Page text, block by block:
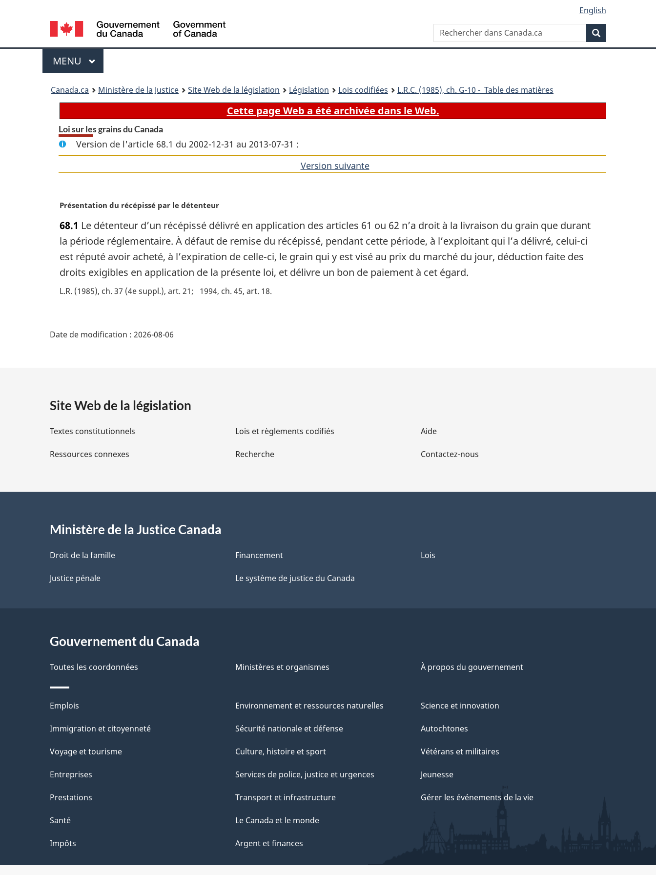
principal
À
site
version
Language
selection
English
Rechercher
dans
Canada.ca
Menu
MENU PRINCIPAL
Canada.ca Ministère de la Justice Site Web de la législation Législation Lois codifiées L.R.C. (1985), ch. G-10 - Table des matières
Cette page Web a été archivée dans le Web.
Loi sur les grains du Canada
Version de l'article 68.1 du 2002-12-31 au 2013-07-31 :
Version suivantede
N
t
e
a
r
i
e
Présentation du récépissé par le détenteur
68.1 Le détenteur d’un récépissé délivré en application des articles 61 ou 62 n’a droit à la livraison du grain que durant
la période réglementaire. À défaut de remise du récépissé, pendant cette période, à l’exploitant qui l’a délivré, celui-ci
est réputé avoir acheté, à l’expiration de celle-ci, le grain qui y est visé au prix du marché du jour, déduction faite des
droits exigibles en application de la présente loi, et délivre un bon de paiement à cet égard.
L.R. (1985), ch. 37 (4e suppl.), art. 21 1994, ch. 45, art. 18
i
l
s
l
a
p
e
Date de modification : 2026-08-06
Site Web de la législation
Textes constitutionnels
Ressources connexes
Lois et règlements codifiés
Recherche
Aide
Contactez-nous
Ministère de la Justice Canada
Droit de la famille
Justice pénale
Financement
Le système de justice du Canada
Lois
Gouvernement du Canada
Toutes les coordonnées Ministères et organismes À propos du gouvernement
Thèmes
et
Emplois
Immigration et citoyenneté
Voyage et tourisme
Entreprises
Prestations
Santé
Impôts
Environnement et ressources naturelles
Sécurité nationale et défense
Culture, histoire et sport
Services de police, justice et urgences
Transport et infrastructure
Le Canada et le monde
Argent et finances
Science et innovation
Autochtones
Vétérans et militaires
Jeunesse
Gérer les événements de la vie